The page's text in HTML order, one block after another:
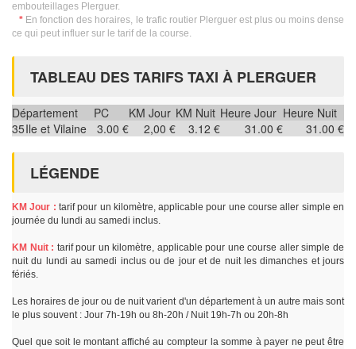
embouteillages Plerguer.
* En fonction des horaires, le trafic routier Plerguer est plus ou moins dense
ce qui peut influer sur le tarif de la course.
TABLEAU DES TARIFS TAXI À PLERGUER
Département PC KM Jour KM Nuit Heure Jour Heure Nuit
35Ile et Vilaine 3.00 € 2,00 € 3.12 € 31.00 € 31.00 €
LÉGENDE
KM Jour : tarif pour un kilomètre, applicable pour une course aller simple en
journée du lundi au samedi inclus.
KM Nuit : tarif pour un kilomètre, applicable pour une course aller simple de
nuit du lundi au samedi inclus ou de jour et de nuit les dimanches et jours
fériés.
Les horaires de jour ou de nuit varient d'un département à un autre mais sont
le plus souvent : Jour 7h-19h ou 8h-20h / Nuit 19h-7h ou 20h-8h
Quel que soit le montant affiché au compteur la somme à payer ne peut être